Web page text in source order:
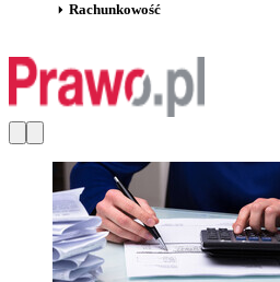
Rachunkowość